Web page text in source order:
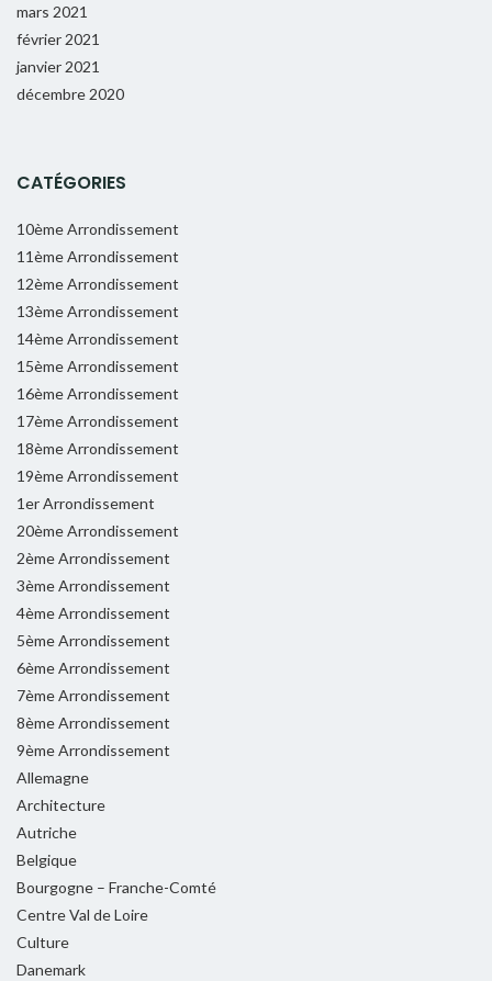
mars 2021
février 2021
janvier 2021
décembre 2020
CATÉGORIES
10ème Arrondissement
11ème Arrondissement
12ème Arrondissement
13ème Arrondissement
14ème Arrondissement
15ème Arrondissement
16ème Arrondissement
17ème Arrondissement
18ème Arrondissement
19ème Arrondissement
1er Arrondissement
20ème Arrondissement
2ème Arrondissement
3ème Arrondissement
4ème Arrondissement
5ème Arrondissement
6ème Arrondissement
7ème Arrondissement
8ème Arrondissement
9ème Arrondissement
Allemagne
Architecture
Autriche
Belgique
Bourgogne – Franche-Comté
Centre Val de Loire
Culture
Danemark